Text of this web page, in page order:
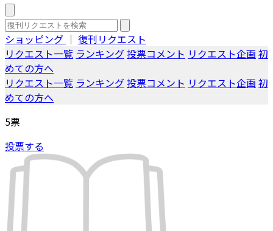
ショッピング ｜ 復刊リクエスト
リクエスト一覧 ランキング投票コメント リクエスト企画 初
めての方へ
リクエスト一覧 ランキング投票コメント リクエスト企画 初
めての方へ
5票
投票する